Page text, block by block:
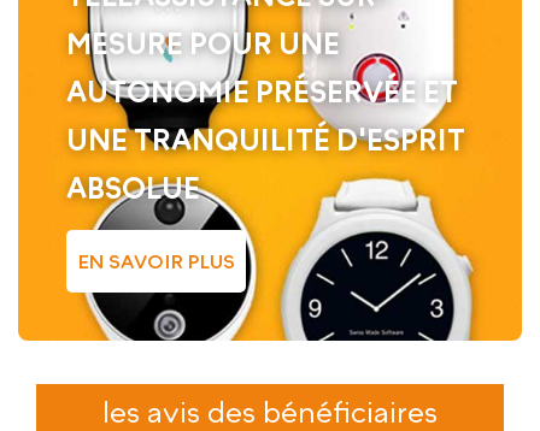
MESURE POUR UNE
AUTONOMIE PRÉSERVÉE ET
UNE TRANQUILITÉ D'ESPRIT
ABSOLUE
EN SAVOIR PLUS
les avis des bénéficiaires